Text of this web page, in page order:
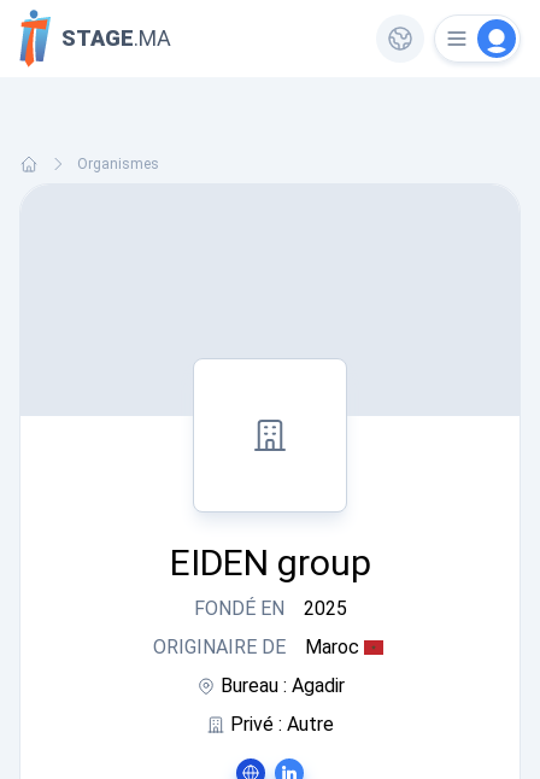
STAGE.MA
Organismes
EIDEN group
FONDÉ EN
2025
ORIGINAIRE DE
Maroc
Bureau : Agadir
Privé : Autre